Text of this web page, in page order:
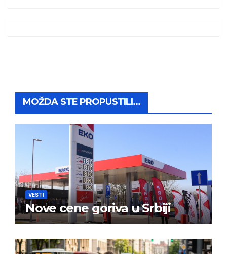
MOŽDA STE PROPUSTILI...
VESTI
Nove cene goriva u Srbiji